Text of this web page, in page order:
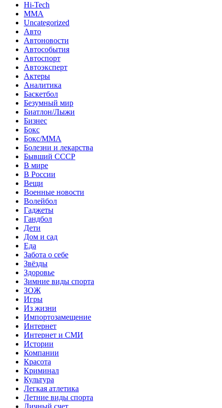
Hi-Tech
MMA
Uncategorized
Авто
Автоновости
Автособытия
Автоспорт
Автоэксперт
Актеры
Аналитика
Баскетбол
Безумный мир
Биатлон/Лыжи
Бизнес
Бокс
Бокс/MMA
Болезни и лекарства
Бывший СССР
В мире
В России
Вещи
Военные новости
Волейбол
Гаджеты
Гандбол
Дети
Дом и сад
Еда
Забота о себе
Звёзды
Здоровье
Зимние виды спорта
ЗОЖ
Игры
Из жизни
Импортозамещение
Интернет
Интернет и СМИ
Истории
Компании
Красота
Криминал
Культура
Легкая атлетика
Летние виды спорта
Личный счет